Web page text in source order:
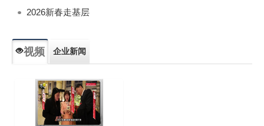
2026新春走基层
视频 企业新闻